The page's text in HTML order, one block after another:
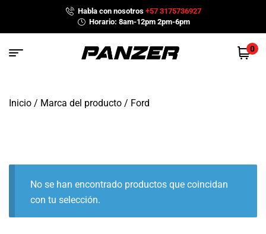
Habla con nosotros+57 3175736927
Horario: 8am-12pm 2pm-6pm
0
Inicio / Marca del producto / Ford
No se han encontrado productos que coincidan
con tu selección.